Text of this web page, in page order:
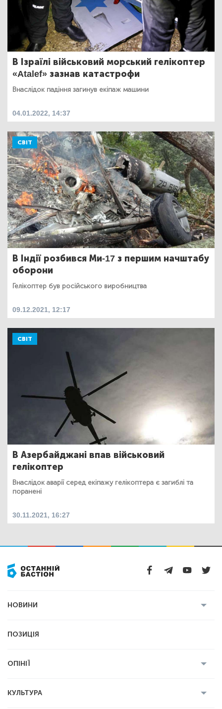
В Ізраїлі військовий морський гелікоптер
«Atalef» зазнав катастрофи
Внаслідок падіння загинув екіпаж машини
04.01.2022, 14:37
СВІТ
В Індії розбився Ми-17 з першим начштабу
оборони
Гелікоптер був російського виробництва
09.12.2021, 12:17
СВІТ
В Азербайджані впав військовий
гелікоптер
Внаслідок аварії серед екіпажу гелікоптера є загиблі та
поранені
30.11.2021, 16:27
НОВИНИ
Економіка
ПОЗИЦІЯ
ОПІНІЇ
КУЛЬТУРА